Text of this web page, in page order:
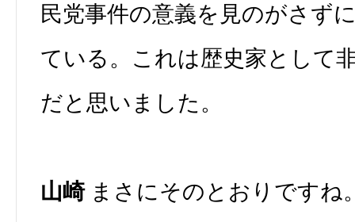
民党事件の意義を見のがさず
ている。これは歴史家として
だと思いました。
山崎まさにそのとおりですね